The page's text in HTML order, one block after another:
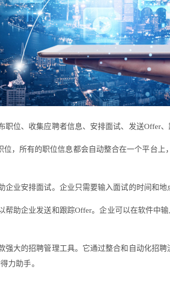
职位、收集应聘者信息、安排面试、发送Offer
，所有的职位信息都会自动整合在一个平台
企业安排面试。企业只需要输入面试的时间和
帮助企业发送和跟踪Offer。企业可以在软件中
强大的招聘管理工具。它通过整合和自动化招
力助手。